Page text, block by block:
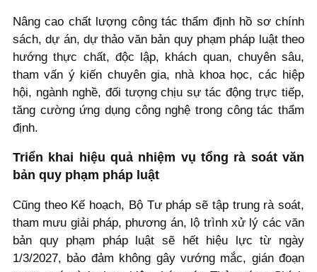
Nâng cao chất lượng công tác thẩm định hồ sơ chính
sách, dự án, dự thảo văn bản quy phạm pháp luật theo
hướng thực chất, độc lập, khách quan, chuyên sâu,
tham vấn ý kiến chuyên gia, nhà khoa học, các hiệp
hội, ngành nghề, đối tượng chịu sự tác động trực tiếp,
tăng cường ứng dụng công nghệ trong công tác thẩm
định.
Triển khai hiệu quả nhiệm vụ tổng rà soát văn
bản quy phạm pháp luật
Cũng theo Kế hoạch, Bộ Tư pháp sẽ tập trung rà soát,
tham mưu giải pháp, phương án, lộ trình xử lý các văn
bản quy phạm pháp luật sẽ hết hiệu lực từ ngày
1/3/2027, bảo đảm không gây vướng mắc, gián đoạn